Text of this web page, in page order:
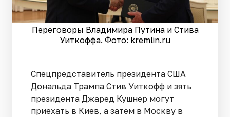
Переговоры Владимира Путина и Стива
Уиткоффа. Фото: kremlin.ru
Спецпредставитель президента США
Дональда Трампа Стив Уиткофф и зять
президента Джаред Кушнер могут
приехать в Киев, а затем в Москву в